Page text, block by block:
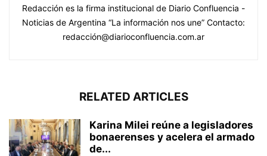
Redacción es la firma institucional de Diario Confluencia -
Noticias de Argentina “La información nos une” Contacto:
redacción@diarioconfluencia.com.ar
RELATED ARTICLES
Karina Milei reúne a legisladores
bonaerenses y acelera el armado
de...